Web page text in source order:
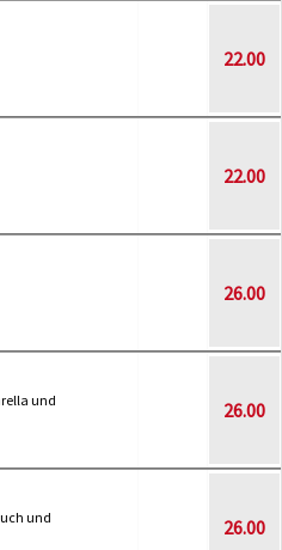
22.00
22.00
26.00
und
26.00
und
26.00